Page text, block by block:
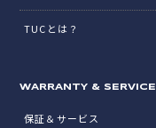
TUCとは？
WARRANTY & SERVICE
保証＆サービス